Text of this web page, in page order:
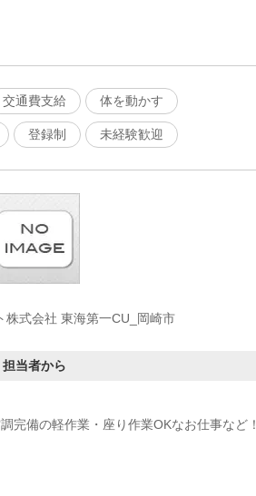
交通費支給 体を動かす
登録制 未経験歓迎
株式会社 東海第一CU_岡崎市
担当者から
完備の軽作業・座り作業OKなお仕事など！